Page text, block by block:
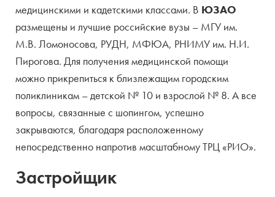
медицинскими и кадетскими классами. В ЮЗАО
размещены и лучшие российские вузы – МГУ им.
М.В. Ломоносова, РУДН, МФЮА, РНИМУ им. Н.И.
Пирогова. Для получения медицинской помощи
можно прикрепиться к близлежащим городским
поликлиникам – детской № 10 и взрослой № 8. А все
вопросы, связанные с шопингом, успешно
закрываются, благодаря расположенному
непосредственно напротив масштабному ТРЦ «РИО».
Застройщик